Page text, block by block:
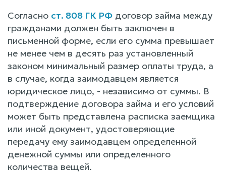
Согласно ст. 808 ГК РФ договор займа между
гражданами должен быть заключен в
письменной форме, если его сумма превышает
не менее чем в десять раз установленный
законом минимальный размер оплаты труда, а
в случае, когда заимодавцем является
юридическое лицо, - независимо от суммы. В
подтверждение договора займа и его условий
может быть представлена расписка заемщика
или иной документ, удостоверяющие
передачу ему заимодавцем определенной
денежной суммы или определенного
количества вещей.